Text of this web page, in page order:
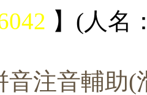
】(人名
音注音輔助